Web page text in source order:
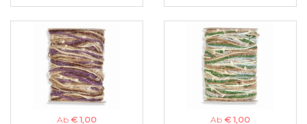
Ab € 1,00 Ab € 1,00